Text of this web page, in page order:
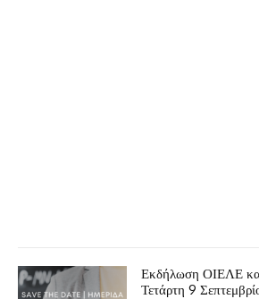
Εκδήλωση ΟΙΕΛΕ
Τετάρτη 9